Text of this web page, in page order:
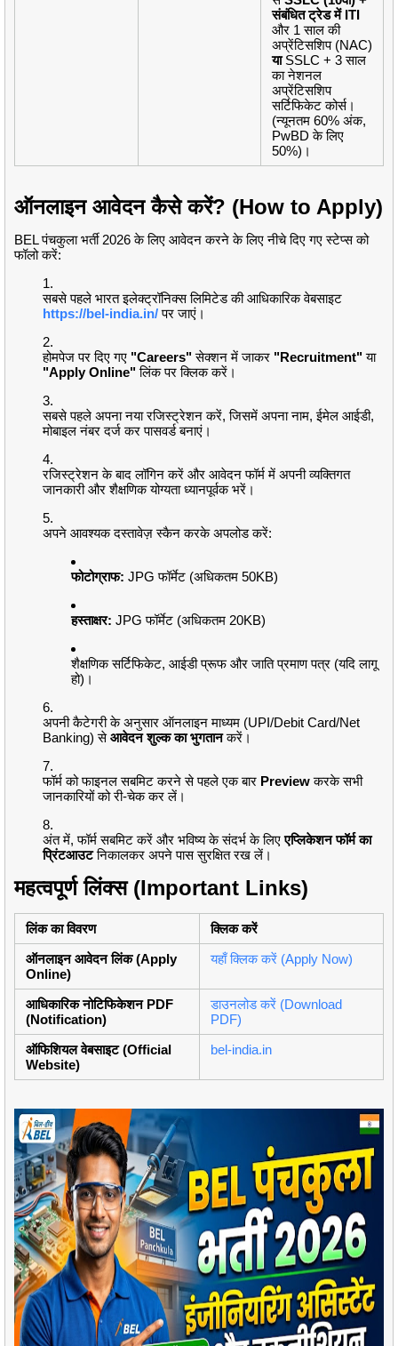
संबंधित ट्रेड में ITI
और 1 साल की
अप्रेंटिसशिप (NAC)
याSSLC + 3 साल
का नेशनल
अप्रेंटिसशिप
सर्टिफिकेट कोर्स।
(न्यूनतम 60% अंक,
PwBD के लिए
50%)।
ऑनलाइन आवेदन कैसे करें? (How to Apply)
BEL पंचकुला भर्ती 2026 के लिए आवेदन करने के लिए नीचे दिए गए स्टेप्स को
फॉलो करें:
सबसे पहले भारत इलेक्ट्रॉनिक्स लिमिटेड की आधिकारिक वेबसाइट
https://bel-india.in/पर जाएं।
होमपेज पर दिए गए "Careers"सेक्शन में जाकर "Recruitment"या
"Apply Online"लिंक पर क्लिक करें।
सबसे पहले अपना नया रजिस्ट्रेशन करें, जिसमें अपना नाम, ईमेल आईडी,
मोबाइल नंबर दर्ज कर पासवर्ड बनाएं।
रजिस्ट्रेशन के बाद लॉगिन करें और आवेदन फॉर्म में अपनी व्यक्तिगत
जानकारी और शैक्षणिक योग्यता ध्यानपूर्वक भरें।
अपने आवश्यक दस्तावेज़ स्कैन करके अपलोड करें:
फोटोग्राफ: JPG फॉर्मेट (अधिकतम 50KB)
हस्ताक्षर: JPG फॉर्मेट (अधिकतम 20KB)
शैक्षणिक सर्टिफिकेट, आईडी प्रूफ और जाति प्रमाण पत्र (यदि लागू
हो)।
अपनी कैटेगरी के अनुसार ऑनलाइन माध्यम (UPI/Debit Card/Net
Banking) सेआवेदन शुल्क का भुगतानकरें।
फॉर्म को फाइनल सबमिट करने से पहले एक बार Previewकरके सभी
जानकारियों को री-चेक कर लें।
अंत में, फॉर्म सबमिट करें और भविष्य के संदर्भ के लिएएप्लिकेशन फॉर्म का
प्रिंटआउटनिकालकर अपने पास सुरक्षित रख लें।
महत्वपूर्ण लिंक्स (Important Links)
लिंक का विवरण
क्लिक करें
ऑनलाइन आवेदन लिंक (Apply
Online)
यहाँ क्लिक करें (Apply Now)
आधिकारिक नोटिफिकेशन PDF
(Notification)
डाउनलोड करें (Download
PDF)
ऑफिशियल वेबसाइट (Official
Website)
bel-india.in